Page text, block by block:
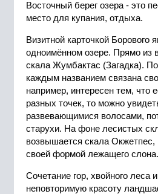
Восточный берег озера - это
место для купания, отдыха.
Визитной карточкой Борового
одноимённом озере. Прямо из
скала Жумбактас (Загадка).
каждым названием связана
например, интересен тем, что
разных точек, то можно
развевающимися волосами,
старухи. На фоне лесистых
возвышается скала Окжетпес,
своей формой лежащего слона.
Сочетание гор, хвойного леса
неповторимую красоту